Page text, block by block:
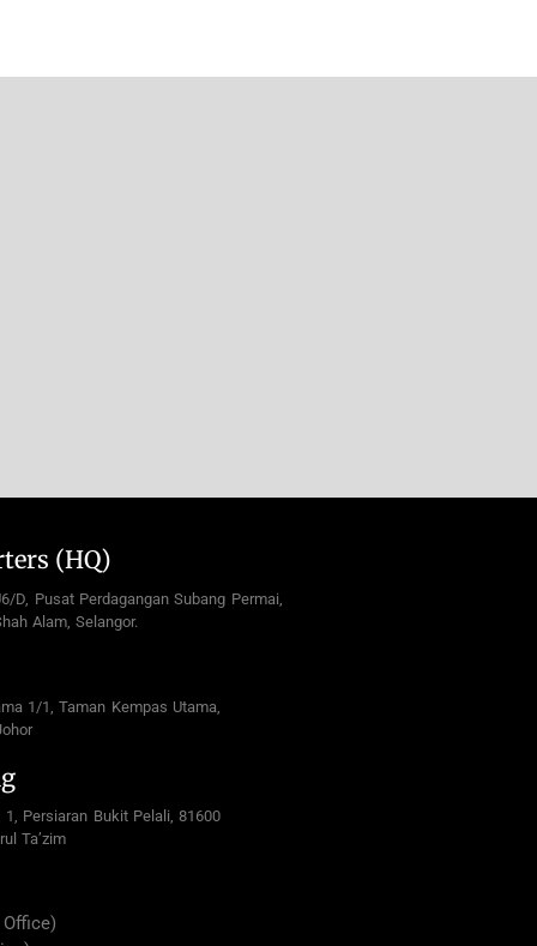
(HQ)
D, Pusat Perdagangan Subang Permai,
Alam, Selangor.
1/1, Taman Kempas Utama,
Persiaran Bukit Pelali, 81600
Ta’zim